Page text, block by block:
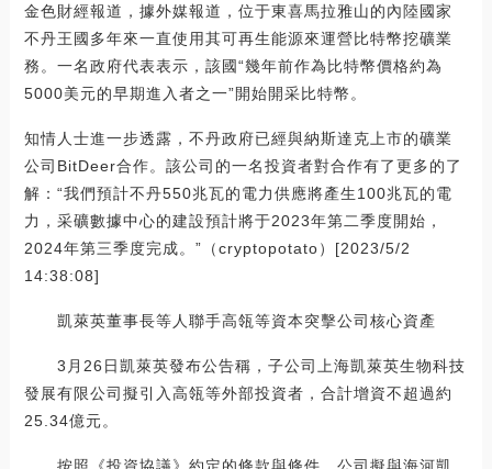
金色財經報道，據外媒報道，位于東喜馬拉雅山的內陸國家
不丹王國多年來一直使用其可再生能源來運營比特幣挖礦業
務。一名政府代表表示，該國“幾年前作為比特幣價格約為
5000美元的早期進入者之一”開始開采比特幣。
知情人士進一步透露，不丹政府已經與納斯達克上市的礦業
公司BitDeer合作。該公司的一名投資者對合作有了更多的了
解：“我們預計不丹550兆瓦的電力供應將產生100兆瓦的電
力，采礦數據中心的建設預計將于2023年第二季度開始，
2024年第三季度完成。”（cryptopotato）[2023/5/2
14:38:08]
凱萊英董事長等人聯手高瓴等資本突擊公司核心資產
3月26日凱萊英發布公告稱，子公司上海凱萊英生物科技
發展有限公司擬引入高瓴等外部投資者，合計增資不超過約
25.34億元。